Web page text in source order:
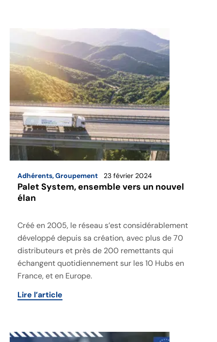
Adhérents,Groupement 23 février 2024
Palet System, ensemble vers un nouvel
élan
Créé en 2005, le réseau s’est considérablement
développé depuis sa création, avec plus de 70
distributeurs et près de 200 remettants qui
échangent quotidiennement sur les 10 Hubs en
France, et en Europe.
Lire l’article